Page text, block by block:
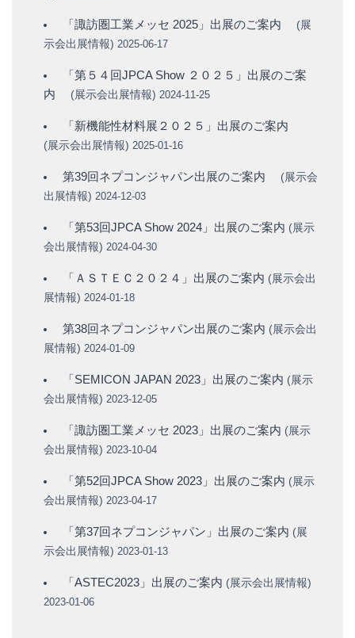
「諏訪圏工業メッセ 2025」出展のご案内 (展
示会出展情報) 2025-06-17
「第５４回JPCA Show ２０２５」出展のご案
内
(展示会出展情報) 2024-11-25
「新機能性材料展２０２５」出展のご案内
(展示会出展情報) 2025-01-16
第39回ネプコンジャパン出展のご案内 (展示会
出展情報) 2024-12-03
「第53回JPCA Show 2024」出展のご案内 (展示
会出展情報) 2024-04-30
「ＡＳＴＥＣ２０２４」出展のご案内 (展示会出
展情報) 2024-01-18
第38回ネプコンジャパン出展のご案内 (展示会出
展情報) 2024-01-09
「SEMICON JAPAN 2023」出展のご案内 (展示
会出展情報) 2023-12-05
「諏訪圏工業メッセ 2023」出展のご案内 (展示
会出展情報) 2023-10-04
「第52回JPCA Show 2023」出展のご案内 (展示
会出展情報) 2023-04-17
「第37回ネプコンジャパン」出展のご案内 (展
示会出展情報) 2023-01-13
「ASTEC2023」出展のご案内 (展示会出展情報)
2023-01-06